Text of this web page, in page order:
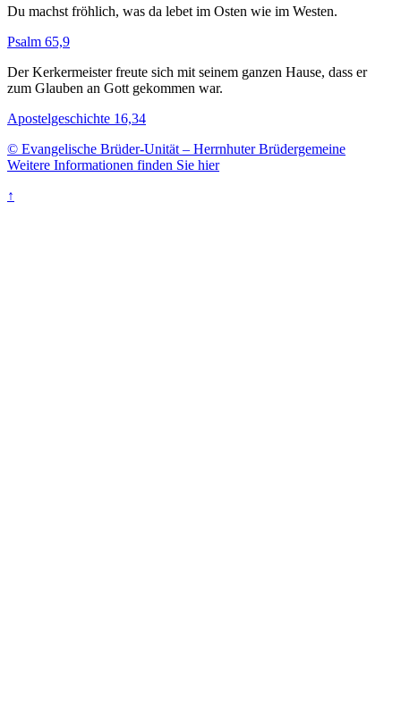
Du machst fröhlich, was da lebet im Osten wie im Westen.
Psalm 65,9
Der Kerkermeister freute sich mit seinem ganzen Hause, dass er
zum Glauben an Gott gekommen war.
Apostelgeschichte 16,34
© Evangelische Brüder-Unität – Herrnhuter Brüdergemeine
Weitere Informationen finden Sie hier
↑